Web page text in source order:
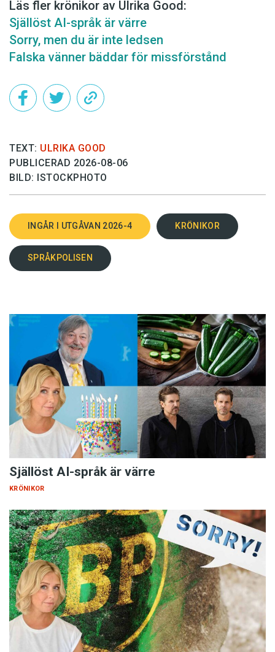
Läs fler krönikor av Ulrika Good:
Själlöst AI-språk är värre
Sorry, men du är inte ledsen
Falska vänner bäddar för missförstånd
TEXT: ULRIKA GOOD
PUBLICERAD 2026-08-06
BILD: ISTOCKPHOTO
INGÅR I UTGÅVAN 2026-4 KRÖNIKOR
SPRÅKPOLISEN
Själlöst AI-språk är värre
KRÖNIKOR